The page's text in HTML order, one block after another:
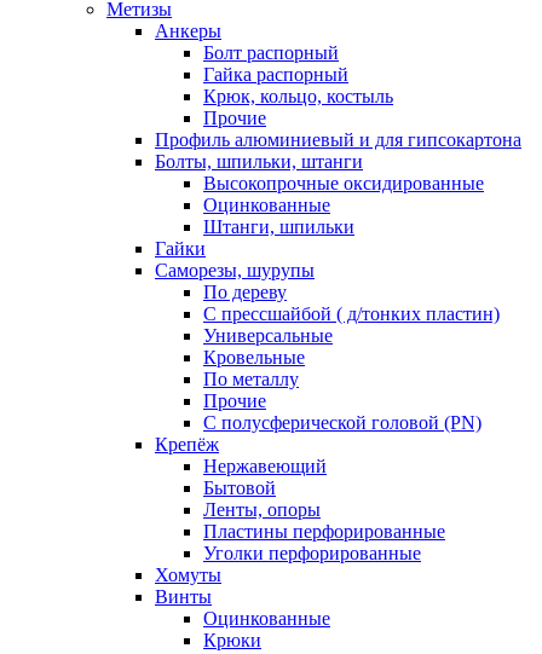
Метизы
Анкеры
Болт распорный
Гайка распорный
Крюк, кольцо, костыль
Прочие
Профиль алюминиевый и для гипсокартона
Болты, шпильки, штанги
Высокопрочные оксидированные
Оцинкованные
Штанги, шпильки
Гайки
Саморезы, шурупы
По дереву
С прессшайбой ( д/тонких пластин)
Универсальные
Кровельные
По металлу
Прочие
С полусферической головой (PN)
Крепёж
Нержавеющий
Бытовой
Ленты, опоры
Пластины перфорированные
Уголки перфорированные
Хомуты
Винты
Оцинкованные
Крюки